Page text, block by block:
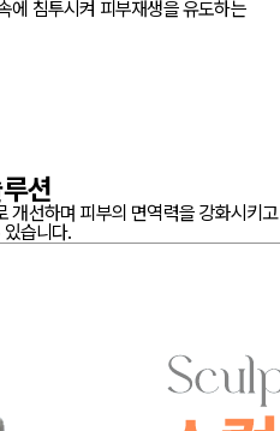
에 침투시켜 피부재생을 유도하는
션
개선하며 피부의 면역력을 강화시키고
습니다.